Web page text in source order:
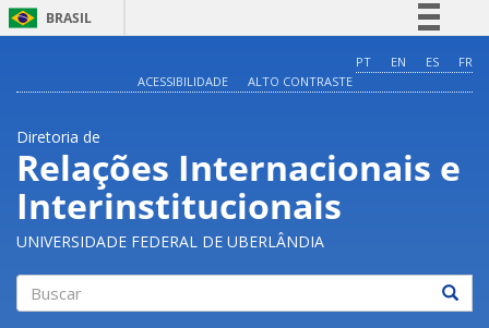
BRASIL
Comunica BR
Acesso à informação
Legislação
Canais
PT EN ES
FR
ACESSIBILIDADE
ALTO CONTRASTE
Diretoria de
Relações Internacionais e
Interinstitucionais
UNIVERSIDADE FEDERAL DE UBERLÂNDIA